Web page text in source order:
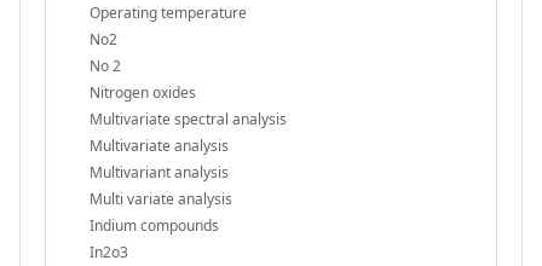
Operating temperature
No2
No 2
Nitrogen oxides
Multivariate spectral analysis
Multivariate analysis
Multivariant analysis
Multi variate analysis
Indium compounds
In2o3